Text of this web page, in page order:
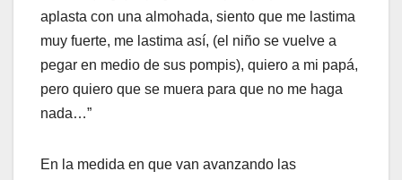
aplasta con una almohada, siento que me lastima
muy fuerte, me lastima así, (el niño se vuelve a
pegar en medio de sus pompis), quiero a mi papá,
pero quiero que se muera para que no me haga
nada…”
En la medida en que van avanzando las